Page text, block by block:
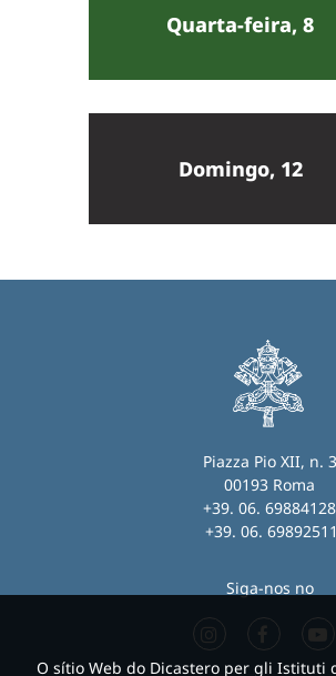
Quarta-feira, 8
Domingo, 12
Piazza Pio XII, n. 3
00193 Roma
+39. 06. 69884128
+39. 06. 69892511
Siga-nos no
O sítio Web do Dicastero per gli Istituti